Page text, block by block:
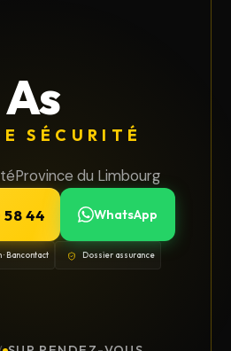
As
SÉCURITÉ
Province du Limbourg
44 WhatsApp
· Bancontact Dossier assurance